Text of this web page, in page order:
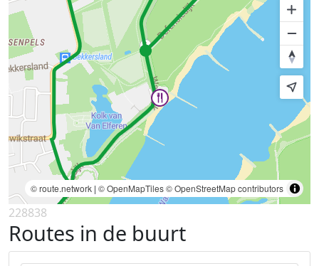
© route.network | © OpenMapTiles© OpenStreetMap contributors
228838
Routes in de buurt